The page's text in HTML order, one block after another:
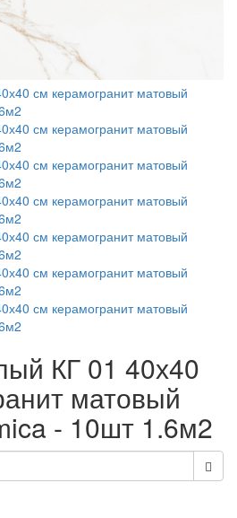
КГ 01 40х40
матовый
- 10шт 1.6м2